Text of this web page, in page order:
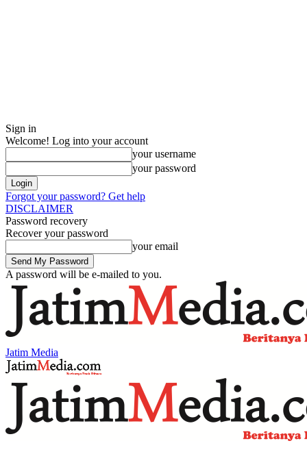
Sign in
Welcome! Log into your account
your username
your password
Forgot your password? Get help
DISCLAIMER
Password recovery
Recover your password
your email
A password will be e-mailed to you.
Jatim Media